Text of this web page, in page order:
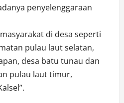
penyelenggaraan
di desa seperti
pulau laut selatan,
desa batu tunau dan
pulau laut timur,